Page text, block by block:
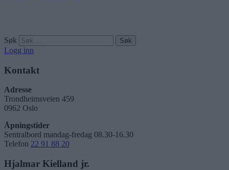
Søk
Logg inn
Kontakt
Adresse
Trondheimsveien 459
0962 Oslo
Åpningstider
Sentralbord mandag-fredag 08.30-16.30
Telefon 22 91 88 20
Hjalmar Kielland jr.